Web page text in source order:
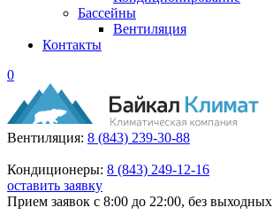
Бассейны
Вентиляция
Контакты
0
Вентиляция: 8 (843) 239-30-88
Кондиционеры: 8 (843) 249-12-16
оставить заявку
Прием заявок с 8:00 до 22:00, без выходных